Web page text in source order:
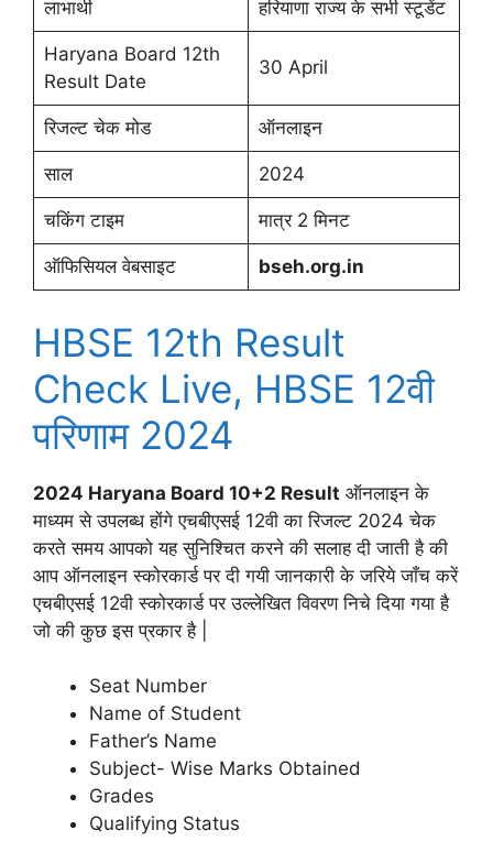
लाभार्थी हरियाणा राज्य के सभी स्टूडेंट
Haryana Board 12th
Result Date
30 April
रिजल्ट चेक मोड ऑनलाइन
साल 2024
चकिंग टाइम मात्र 2 मिनट
ऑफिसियल वेबसाइट bseh.org.in
HBSE 12th Result
Check Live, HBSE 12वी
परिणाम 2024
2024 Haryana Board 10+2 Result ऑनलाइन के
माध्यम से उपलब्ध होंगे एचबीएसई 12वी का रिजल्ट 2024 चेक
करते समय आपको यह सुनिश्चित करने की सलाह दी जाती है की
आप ऑनलाइन स्कोरकार्ड पर दी गयी जानकारी के जरिये जाँच करें
एचबीएसई 12वी स्कोरकार्ड पर उल्लेखित विवरण निचे दिया गया है
जो की कुछ इस प्रकार है |
Seat Number
Name of Student
Father’s Name
Subject- Wise Marks Obtained
Grades
Qualifying Status